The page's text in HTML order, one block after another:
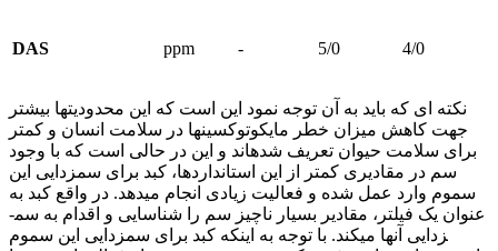
DAS ppm - 5/0 4/0
نکته ای که باید به آن توجه نمود این است که این محدودیت­ها بیش­تر
جهت کاهش میزان خطر مایکوتوکسین­ها در سلامت انسان و کمتر
برای سلامت حیوان تعریف شده­اند و این در حالی است که با وجود
سم در مقادیری کمتر از این استانداردها، کبد برای سم­زدایی این
سموم وارد عمل شده و فعالیت زیادی انجام می­دهد. در واقع کبد به
عنوان یک فیلتر، مقادیر بسیار ناچیز سم را شناسایی و اقدام به سم­
زدایی آن­ها می­کند. با توجه به این­که کبد برای سم­زدایی این سموم